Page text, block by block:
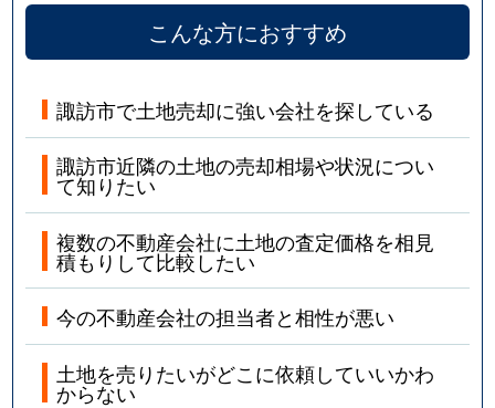
こんな方におすすめ
諏訪市で土地売却に強い会社を探している
諏訪市近隣の土地の売却相場や状況につい
て知りたい
複数の不動産会社に土地の査定価格を相見
積もりして比較したい
今の不動産会社の担当者と相性が悪い
土地を売りたいがどこに依頼していいかわ
からない